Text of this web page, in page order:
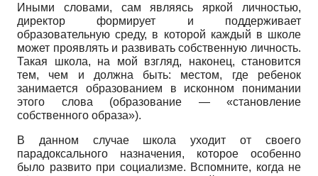
Иными словами, сам являясь яркой личностью,
директор формирует и поддерживает
образовательную среду, в которой каждый в школе
может проявлять и развивать собственную личность.
Такая школа, на мой взгляд, наконец, становится
тем, чем и должна быть: местом, где ребенок
занимается образованием в исконном понимании
этого слова (образование — «становление
собственного образа»).
В данном случае школа уходит от своего
парадоксального назначения, которое особенно
было развито при социализме. Вспомните, когда не